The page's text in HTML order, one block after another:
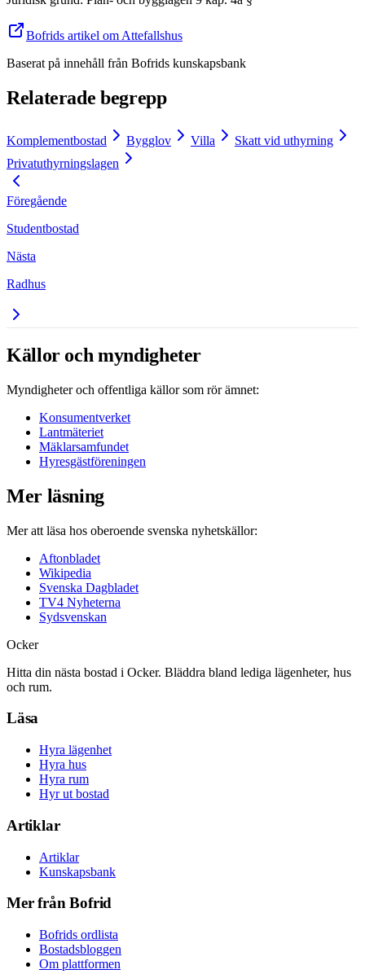
Bofrids artikel om Attefallshus
Baserat på innehåll från Bofrids kunskapsbank
Relaterade begrepp
Komplementbostad Bygglov Villa
Skatt vid uthyrning
Privatuthyrningslagen
Föregående
Studentbostad
Nästa
Radhus
Källor och myndigheter
Myndigheter och offentliga källor som rör ämnet:
Konsumentverket
Lantmäteriet
Mäklarsamfundet
Hyresgästföreningen
Mer läsning
Mer att läsa hos oberoende svenska nyhetskällor:
Aftonbladet
Wikipedia
Svenska Dagbladet
TV4 Nyheterna
Sydsvenskan
Ocker
Hitta din nästa bostad i Ocker. Bläddra bland lediga lägenheter, hus
och rum.
Läsa
Hyra lägenhet
Hyra hus
Hyra rum
Hyr ut bostad
Artiklar
Artiklar
Kunskapsbank
Mer från Bofrid
Bofrids ordlista
Bostadsbloggen
Om plattformen